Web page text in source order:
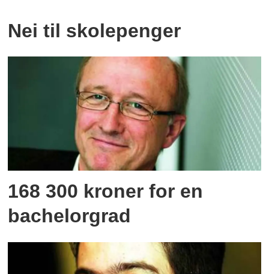
Nei til skolepenger
168 300 kroner for en
bachelorgrad